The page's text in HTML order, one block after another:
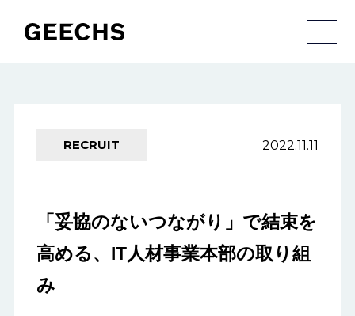
RECRUIT 2022.11.11
「妥協のないつながり」で結束を
高める、IT人材事業本部の取り組
み